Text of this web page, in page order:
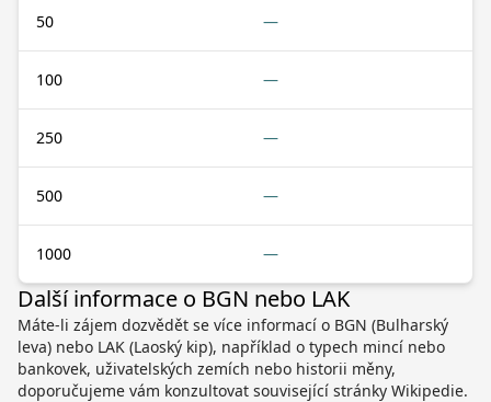
50 —
100 —
250 —
500 —
1000 —
Další informace o BGN nebo LAK
Máte-li zájem dozvědět se více informací o BGN (Bulharský
leva) nebo LAK (Laoský kip), například o typech mincí nebo
bankovek, uživatelských zemích nebo historii měny,
doporučujeme vám konzultovat související stránky Wikipedie.